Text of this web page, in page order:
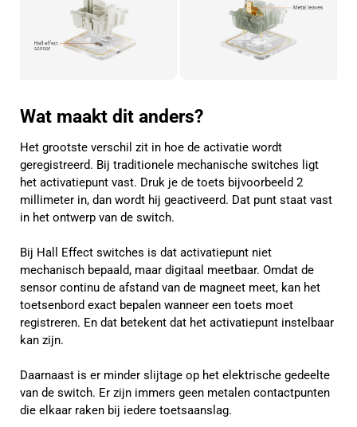
Wat maakt dit anders?
Het grootste verschil zit in hoe de activatie wordt
geregistreerd. Bij traditionele mechanische switches ligt
het activatiepunt vast. Druk je de toets bijvoorbeeld 2
millimeter in, dan wordt hij geactiveerd. Dat punt staat vast
in het ontwerp van de switch.
Bij Hall Effect switches is dat activatiepunt niet
mechanisch bepaald, maar digitaal meetbaar. Omdat de
sensor continu de afstand van de magneet meet, kan het
toetsenbord exact bepalen wanneer een toets moet
registreren. En dat betekent dat het activatiepunt instelbaar
kan zijn.
Daarnaast is er minder slijtage op het elektrische gedeelte
van de switch. Er zijn immers geen metalen contactpunten
die elkaar raken bij iedere toetsaanslag.